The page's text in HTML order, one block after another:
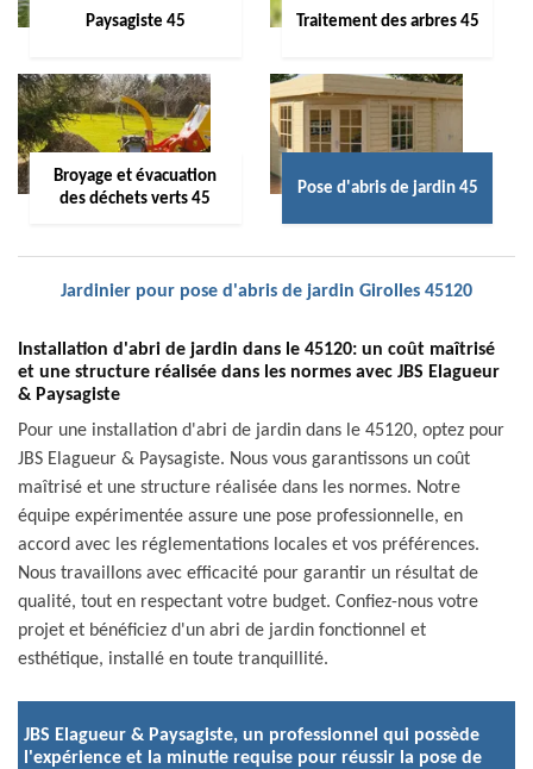
Paysagiste 45 Traitement des arbres 45
Broyage et évacuation
des déchets verts 45
Pose d'abris de jardin 45
Jardinier pour pose d'abris de jardin Girolles 45120
Installation d'abri de jardin dans le 45120: un coût maîtrisé
et une structure réalisée dans les normes avec JBS Elagueur
& Paysagiste
Pour une installation d'abri de jardin dans le 45120, optez pour
JBS Elagueur & Paysagiste. Nous vous garantissons un coût
maîtrisé et une structure réalisée dans les normes. Notre
équipe expérimentée assure une pose professionnelle, en
accord avec les réglementations locales et vos préférences.
Nous travaillons avec efficacité pour garantir un résultat de
qualité, tout en respectant votre budget. Confiez-nous votre
projet et bénéficiez d'un abri de jardin fonctionnel et
esthétique, installé en toute tranquillité.
JBS Elagueur & Paysagiste, un professionnel qui possède
l'expérience et la minutie requise pour réussir la pose de